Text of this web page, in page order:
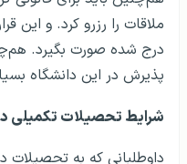
ملاقات را رزرو کرد. و این
درج شده صورت بگیرد.
پذیرش در این دانشگاه
شرایط تحصیلات تکمیلی
داوطلبانی که به تحصیلات